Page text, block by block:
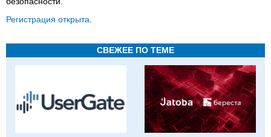
Регистрация открыта
СВЕЖЕЕ ПО ТЕМЕ